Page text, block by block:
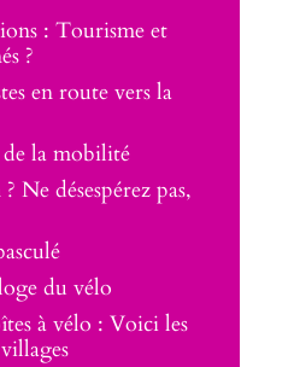
: Tourisme et
?
en route vers la
de la mobilité
Ne désespérez pas,
du vélo
à vélo : Voici les